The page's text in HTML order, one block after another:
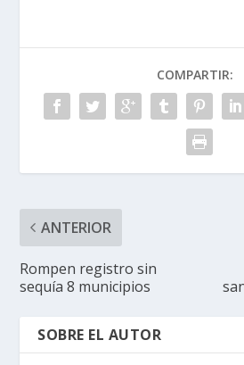
COMPARTIR:
ANTERIOR
Rompen registro sin
sequía 8 municipios
SOBRE EL AUTOR